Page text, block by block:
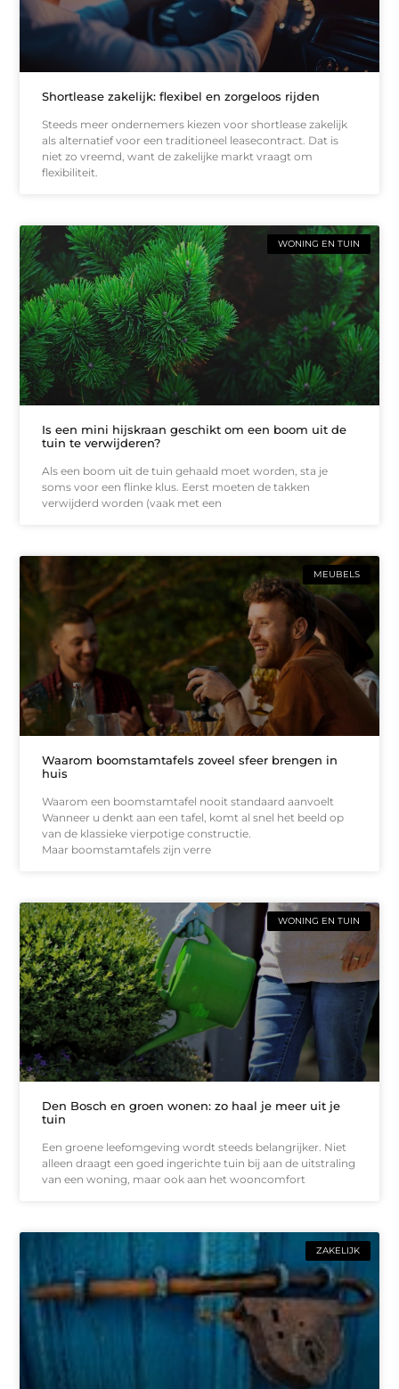
Shortlease zakelijk: flexibel en zorgeloos rijden
Steeds meer ondernemers kiezen voor shortlease zakelijk
als alternatief voor een traditioneel leasecontract. Dat is
niet zo vreemd, want de zakelijke markt vraagt om
flexibiliteit.
WONING EN TUIN
Is een mini hijskraan geschikt om een boom uit de
tuin te verwijderen?
Als een boom uit de tuin gehaald moet worden, sta je
soms voor een flinke klus. Eerst moeten de takken
verwijderd worden (vaak met een
MEUBELS
Waarom boomstamtafels zoveel sfeer brengen in
huis
Waarom een boomstamtafel nooit standaard aanvoelt
Wanneer u denkt aan een tafel, komt al snel het beeld op
van de klassieke vierpotige constructie.
Maar boomstamtafels zijn verre
WONING EN TUIN
Den Bosch en groen wonen: zo haal je meer uit je
tuin
Een groene leefomgeving wordt steeds belangrijker. Niet
alleen draagt een goed ingerichte tuin bij aan de uitstraling
van een woning, maar ook aan het wooncomfort
ZAKELIJK